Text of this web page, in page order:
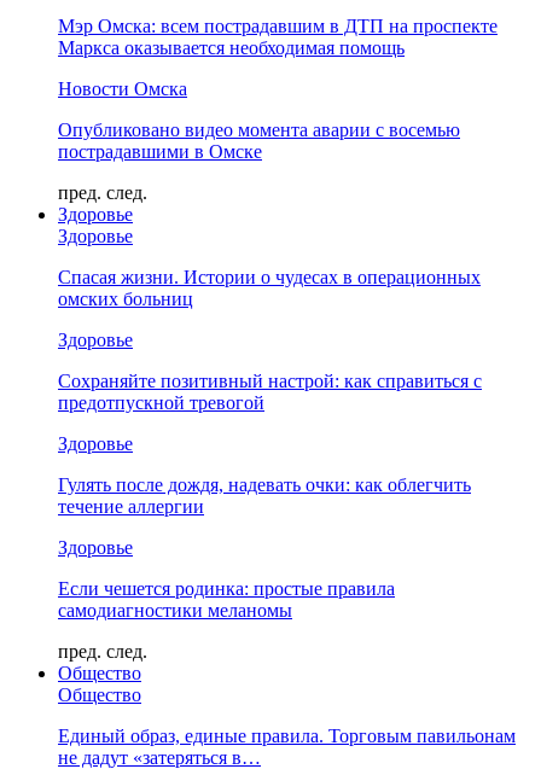
Мэр Омска: всем пострадавшим в ДТП на проспекте
Маркса оказывается необходимая помощь
Новости Омска
Опубликовано видео момента аварии с восемью
пострадавшими в Омске
пред. след.
Здоровье
Здоровье
Спасая жизни. Истории о чудесах в операционных
омских больниц
Здоровье
Сохраняйте позитивный настрой: как справиться с
предотпускной тревогой
Здоровье
Гулять после дождя, надевать очки: как облегчить
течение аллергии
Здоровье
Если чешется родинка: простые правила
самодиагностики меланомы
пред. след.
Общество
Общество
Единый образ, единые правила. Торговым павильонам
не дадут «затеряться в…